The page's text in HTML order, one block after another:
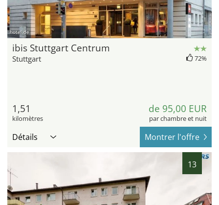
hotel.de
ibis Stuttgart Centrum
Stuttgart 72%
1,51
kilomètres
de 95,00 EUR
par chambre et nuit
Détails Montrer l'offre
13